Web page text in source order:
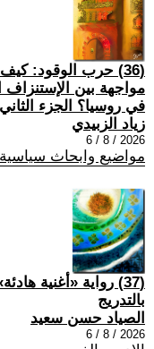
(36) حرب الوقود:
مواجهة بين
في روسيا؟ الجزء الثاني 2-2
زياد الزبيدي
2026 / 8 / 6
مواضيع وابحاث سياسية
(37) رواية «أغنية
بالتدريج
الصياد حسن سعيد
2026 / 8 / 6